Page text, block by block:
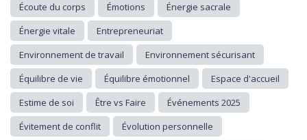
Écoute du corps
Émotions
Énergie sacrale
Énergie vitale
Entrepreneuriat
Environnement de travail
Environnement sécurisant
Équilibre de vie
Équilibre émotionnel
Espace d'accueil
Estime de soi
Être vs Faire
Événements 2025
Évitement de conflit
Évolution personnelle